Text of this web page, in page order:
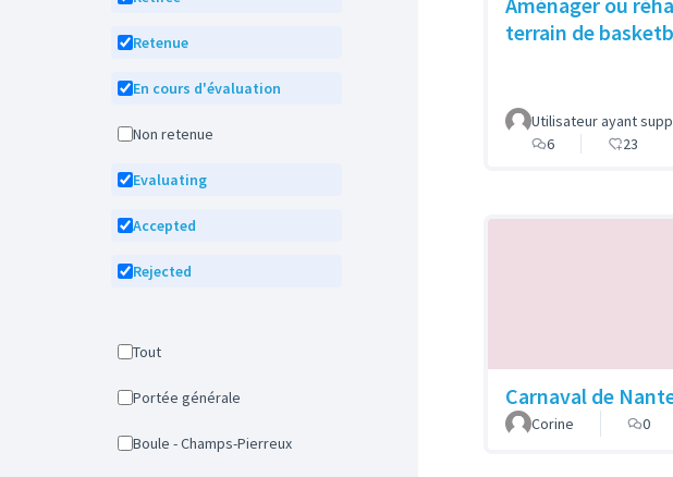
Retenue
En cours d'évaluation
Non retenue
Evaluating
Accepted
Rejected
Tout
Portée générale
Boule - Champs-Pierreux
terrain de
Utilisateur ayant
6
23
Carnaval de
Corine
0